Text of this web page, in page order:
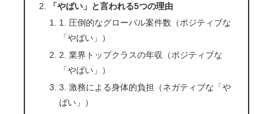
「やばい」と言われる5つの理由
1. 圧倒的なグローバル案件数（ポジティブな
「やばい」）
2. 業界トップクラスの年収（ポジティブな
「やばい」）
3. 激務による身体的負担（ネガティブな「や
ばい」）